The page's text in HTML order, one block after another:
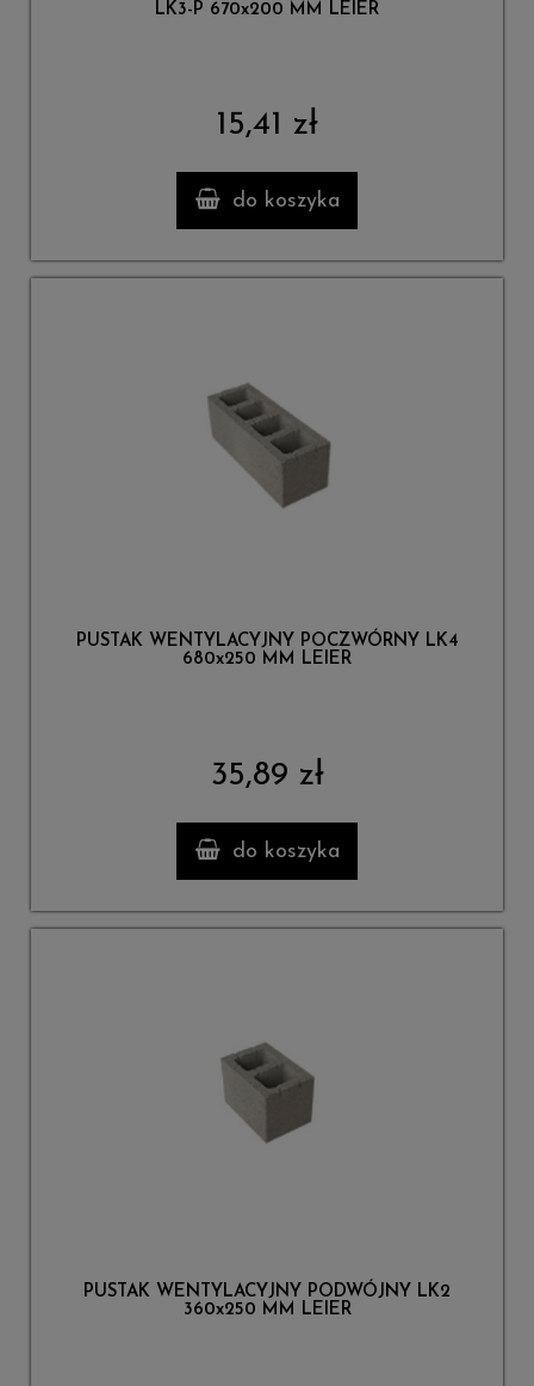
LK3-P 670x200 MM LEIER
15,41 zł
do koszyka
PUSTAK WENTYLACYJNY POCZWÓRNY LK4
680x250 MM LEIER
35,89 zł
do koszyka
PUSTAK WENTYLACYJNY PODWÓJNY LK2
360x250 MM LEIER